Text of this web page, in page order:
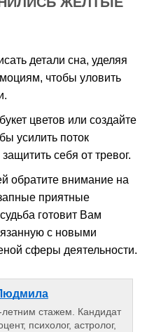
детали сна, уделяя
чтобы уловить
цветов или создайте
усилить поток
себя от тревог.
обратите внимание на
приятные
готовит Вам
с новыми
сферы деятельности.
стажем. Кандидат
психолог, астролог,